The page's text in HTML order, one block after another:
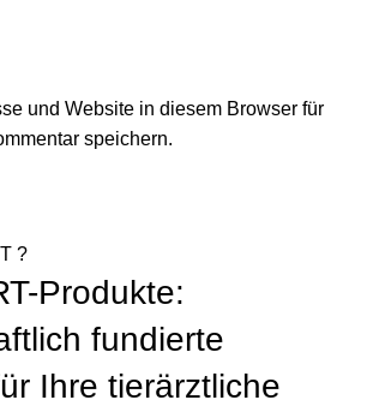
und Website in diesem Browser für
speichern.
?
Produkte:
fundierte
Ihre tierärztliche